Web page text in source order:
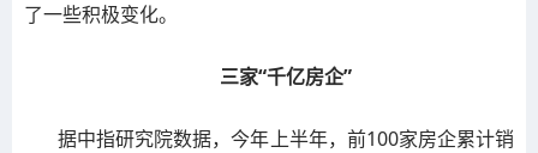
了一些积极变化。
三家“千亿房企”
据中指研究院数据，今年上半年，前100家房企累计销